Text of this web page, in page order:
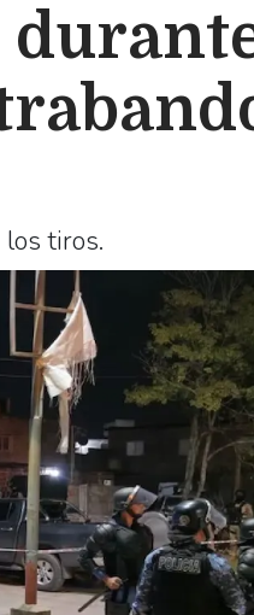
tiros.